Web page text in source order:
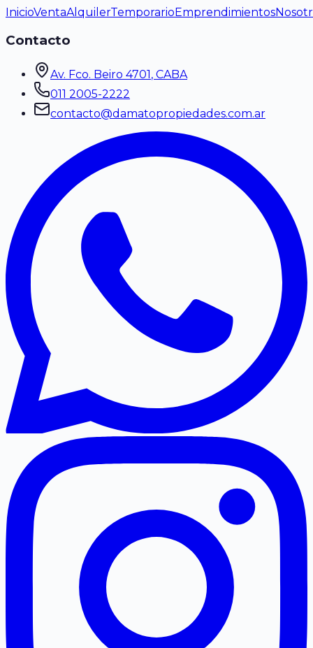
InicioVentaAlquilerTemporarioEmprendimientos
Contacto
Av. Fco. Beiro 4701, CABA
011 2005-2222
contacto@damatopropiedades.com.ar